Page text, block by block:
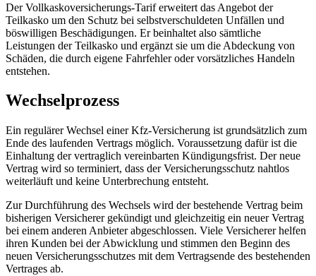
Der Vollkaskoversicherungs‑Tarif erweitert das Angebot der
Teilkasko um den Schutz bei selbstverschuldeten Unfällen und
böswilligen Beschädigungen. Er beinhaltet also sämtliche
Leistungen der Teilkasko und ergänzt sie um die Abdeckung von
Schäden, die durch eigene Fahrfehler oder vorsätzliches Handeln
entstehen.
Wechselprozess
Ein regulärer Wechsel einer Kfz-Versicherung ist grundsätzlich zum
Ende des laufenden Vertrags möglich. Voraussetzung dafür ist die
Einhaltung der vertraglich vereinbarten Kündigungsfrist. Der neue
Vertrag wird so terminiert, dass der Versicherungsschutz nahtlos
weiterläuft und keine Unterbrechung entsteht.
Zur Durchführung des Wechsels wird der bestehende Vertrag beim
bisherigen Versicherer gekündigt und gleichzeitig ein neuer Vertrag
bei einem anderen Anbieter abgeschlossen. Viele Versicherer helfen
ihren Kunden bei der Abwicklung und stimmen den Beginn des
neuen Versicherungsschutzes mit dem Vertragsende des bestehenden
Vertrages ab.